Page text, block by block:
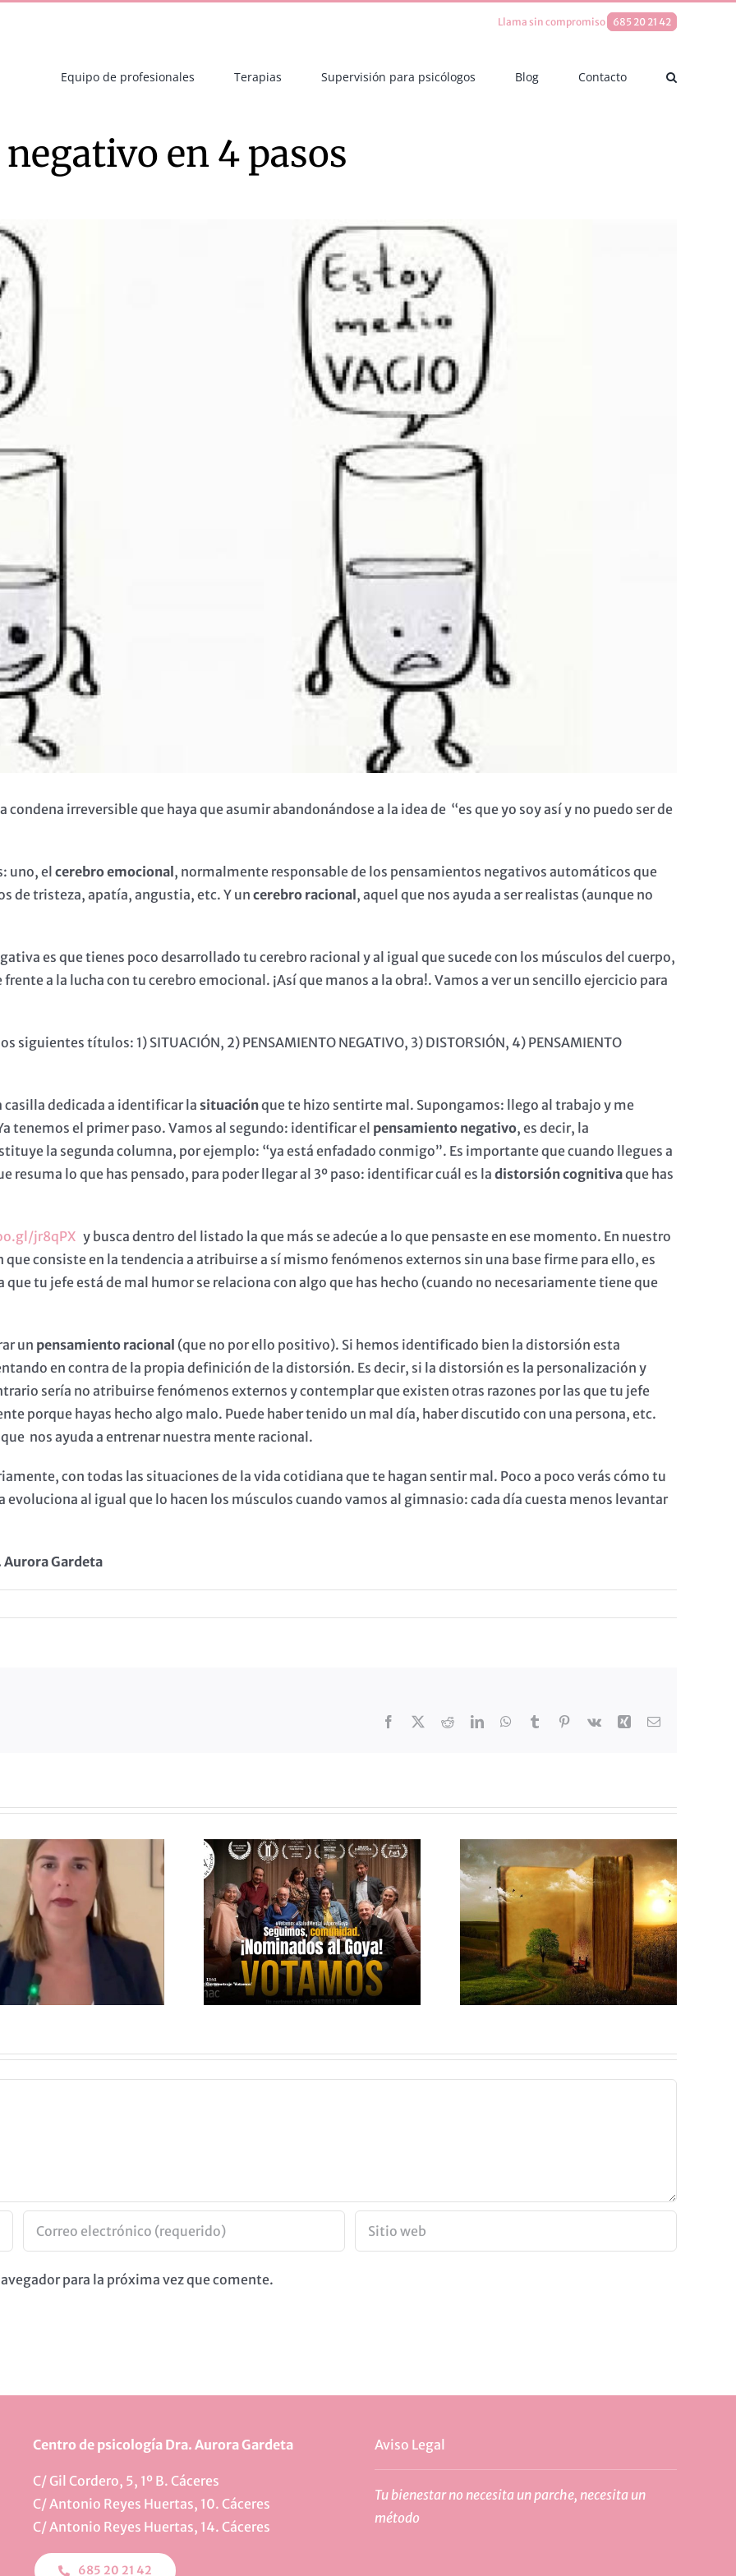
Llama sin compromiso 685 20 21 42
Equipo de profesionales Terapias Supervisión para psicólogos Blog Contacto
en 4 pasos
irreversible que haya que asumir abandonándose a la idea de “es que yo soy así y no puedo ser de
uno, el cerebro emocional , normalmente responsable de los pensamientos negativos automáticos que
de tristeza, apatía, angustia, etc. Y un cerebro racional , aquel que nos ayuda a ser realistas (aunque no
es que tienes poco desarrollado tu cerebro racional y al igual que sucede con los músculos del cuerpo,
a la lucha con tu cerebro emocional. ¡Así que manos a la obra!. Vamos a ver un sencillo ejercicio para
títulos: 1) SITUACIÓN, 2) PENSAMIENTO NEGATIVO, 3) DISTORSIÓN, 4) PENSAMIENTO
dedicada a identificar la situaciónque te hizo sentirte mal. Supongamos: llego al trabajo y me
tenemos el primer paso. Vamos al segundo: identificar el pensamiento negativo, es decir, la
la segunda columna, por ejemplo: “ya está enfadado conmigo”. Es importante que cuando llegues a
resuma lo que has pensado, para poder llegar al 3º paso: identificar cuál es la distorsióncognitivaque has
jr8qPX y busca dentro del listado la que más se adecúe a lo que pensaste en ese momento. En nuestro
consiste en la tendencia a atribuirse a sí mismo fenómenos externos sin una base firme para ello, es
tu jefe está de mal humor se relaciona con algo que has hecho (cuando no necesariamente tiene que
un pensamiento racional (que no por ello positivo). Si hemos identificado bien la distorsión esta
en contra de la propia definición de la distorsión. Es decir, si la distorsión es la personalización y
sería no atribuirse fenómenos externos y contemplar que existen otras razones por las que tu jefe
porque hayas hecho algo malo. Puede haber tenido un mal día, haber discutido con una persona, etc.
nos ayuda a entrenar nuestra mente racional.
con todas las situaciones de la vida cotidiana que te hagan sentir mal. Poco a poco verás cómo tu
evoluciona al igual que lo hacen los músculos cuando vamos al gimnasio: cada día cuesta menos levantar
Aurora Gardeta
Facebook RedditLinkedInWhatsApp
Tumblr Pinterest
Vk Xing Correo
VOTAMOS, EL
CORTOMETRAJE
NOMINADO A
LOS GOYA
ÉCHALE UN
PAR DE FRESAS
A TU VIDA
COMPRENDIENDO
LA TRISTEZA
para la próxima vez que comente.
Centro de psicología Dra. Aurora Gardeta
C/ Gil Cordero, 5, 1º B. Cáceres
C/ Antonio Reyes Huertas, 10. Cáceres
C/ Antonio Reyes Huertas, 14. Cáceres
685 20 21 42
Aviso Legal
Tu bienestar no necesita un parche, necesita un
método